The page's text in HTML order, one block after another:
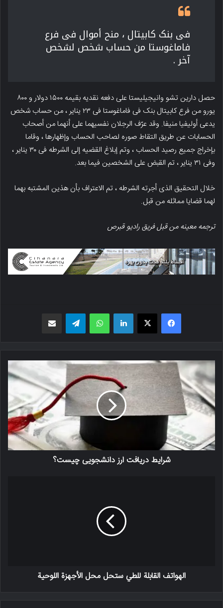
فی بنک کابیتال ، منح أموال فی فرع
فاماغوستا من حساب شخص لشخص
آخر .
حصل دارین تشو وانیجیلیستا على دفعه نقدیه بقیمه ۱۵۰۰ دولار و ۸۰۰
یورو من فرع کابیتال بنک فی فاماغوستا فی ۲۳ ینایر ، من حساب شخص
یدعى أولیفیا منیفا. وقد عرّف الرجلان نفسیهما على أنهما من أصحاب
الحسابات عن طریق التقاط صوره لصاحب الحساب وإظهارها ، وقاما
بإخراج جمیع رصید الحساب ، وتم إبلاغ القضیه إلى الشرطه فی ۳۰ ینایر ،
وفی ۳۱ ینایر ، تم القبض على الشخصین فیما بعد.
خلال التحقیق الذی أجرته الشرطه ، تم الاعتراف بأن هذین المشتبه بهما
لهما قضایا مماثله من قبل.
ترجمه معینه من قبل فریق رادیو قبرص
فیسبوک X لینکدین واتس اپ تلگرام
شرایط دریافت ارز دانشجویی چیست؟
الهواتف القابلة للطي ستحل محل الأجهزة اللوحية